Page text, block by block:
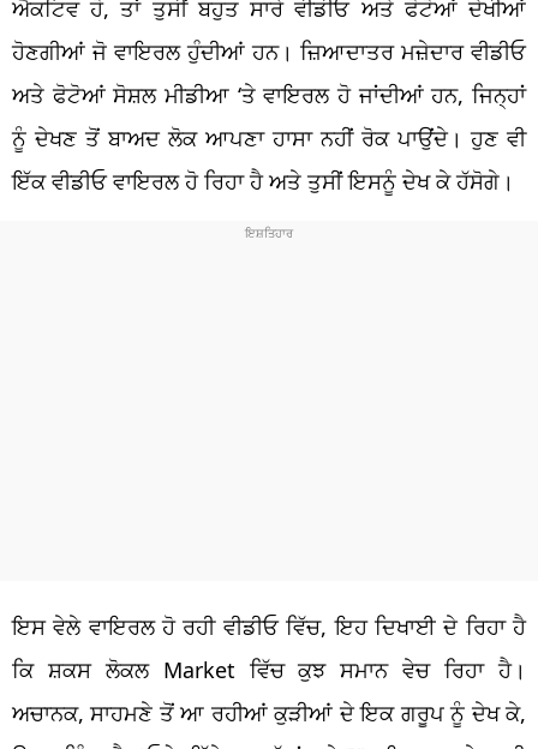
ਐਕਟਿਵ ਹੋ, ਤਾਂ ਤੁਸੀਂ ਬਹੁਤ ਸਾਰੇ ਵੀਡੀਓ ਅਤੇ ਫੋਟੋਆਂ ਦੇਖੀਆਂ
ਹੋਣਗੀਆਂ ਜੋ ਵਾਇਰਲ ਹੁੰਦੀਆਂ ਹਨ। ਜ਼ਿਆਦਾਤਰ ਮਜ਼ੇਦਾਰ ਵੀਡੀਓ
ਅਤੇ ਫੋਟੋਆਂ ਸੋਸ਼ਲ ਮੀਡੀਆ ‘ਤੇ ਵਾਇਰਲ ਹੋ ਜਾਂਦੀਆਂ ਹਨ, ਜਿਨ੍ਹਾਂ
ਨੂੰ ਦੇਖਣ ਤੋਂ ਬਾਅਦ ਲੋਕ ਆਪਣਾ ਹਾਸਾ ਨਹੀਂ ਰੋਕ ਪਾਉਂਦੇ। ਹੁਣ ਵੀ
ਇੱਕ ਵੀਡੀਓ ਵਾਇਰਲ ਹੋ ਰਿਹਾ ਹੈ ਅਤੇ ਤੁਸੀਂ ਇਸਨੂੰ ਦੇਖ ਕੇ ਹੱਸੋਗੇ।
ਇਸ ਵੇਲੇ ਵਾਇਰਲ ਹੋ ਰਹੀ ਵੀਡੀਓ ਵਿੱਚ, ਇਹ ਦਿਖਾਈ ਦੇ ਰਿਹਾ ਹੈ
ਕਿ ਸ਼ਕਸ ਲੋਕਲ Market ਵਿੱਚ ਕੁਝ ਸਮਾਨ ਵੇਚ ਰਿਹਾ ਹੈ।
ਅਚਾਨਕ, ਸਾਹਮਣੇ ਤੋਂ ਆ ਰਹੀਆਂ ਕੁੜੀਆਂ ਦੇ ਇਕ ਗਰੂਪ ਨੂੰ ਦੇਖ ਕੇ,